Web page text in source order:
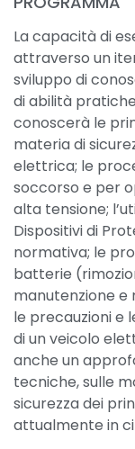
La capacità di
attraverso un
sviluppo di
di abilità
conoscerà le
materia di
elettrica; le
soccorso e per
alta tensione;
Dispositivi di
normativa; le
batterie
manutenzione e
le precauzioni e
di un veicolo
anche un
tecniche, sulle
sicurezza dei
attualmente in